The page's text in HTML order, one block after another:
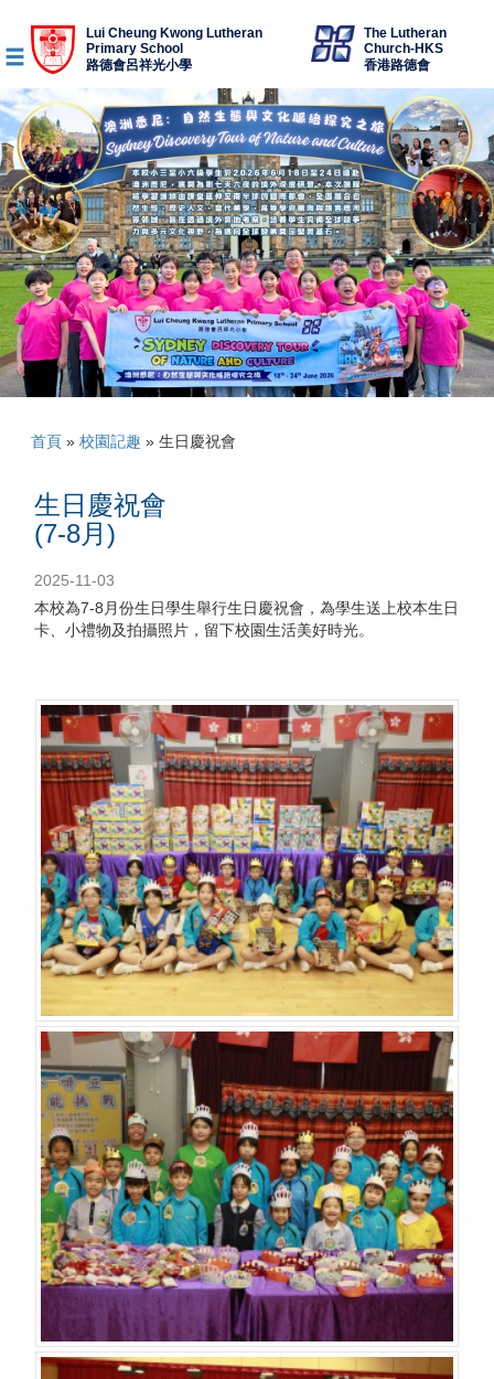
Lui Cheung Kwong Lutheran
Primary School
路德會呂祥光小學
The Lutheran
Church-HKS
香港路德會
首頁» 校園記趣 » 生日慶祝會
生日慶祝會
(7-8月)
2025-11-03
本校為7-8月份生日學生舉行生日慶祝會，為學生送上校本生日
卡、小禮物及拍攝照片，留下校園生活美好時光。